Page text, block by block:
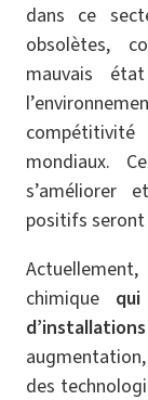
dans ce
obsolètes,
mauvais
mondiaux.
s’améliorer
positifs seront
chimique
des